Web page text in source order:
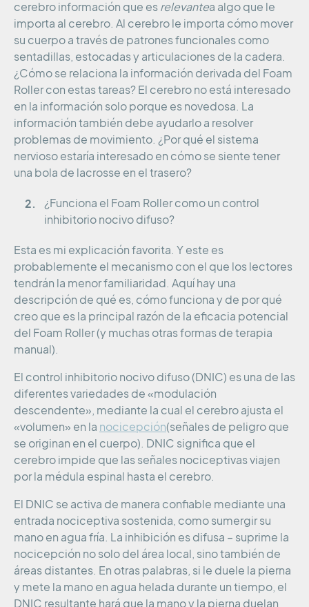
cerebro información que es relevantea algo que le
importa al cerebro. Al cerebro le importa cómo mover
su cuerpo a través de patrones funcionales como
sentadillas, estocadas y articulaciones de la cadera.
¿Cómo se relaciona la información derivada del Foam
Roller con estas tareas? El cerebro no está interesado
en la información solo porque es novedosa. La
información también debe ayudarlo a resolver
problemas de movimiento. ¿Por qué el sistema
nervioso estaría interesado en cómo se siente tener
una bola de lacrosse en el trasero?
¿Funciona el Foam Roller como un control
inhibitorio nocivo difuso?
Esta es mi explicación favorita. Y este es
probablemente el mecanismo con el que los lectores
tendrán la menor familiaridad. Aquí hay una
descripción de qué es, cómo funciona y de por qué
creo que es la principal razón de la eficacia potencial
del Foam Roller (y muchas otras formas de terapia
manual).
El control inhibitorio nocivo difuso (DNIC) es una de las
diferentes variedades de «modulación
descendente», mediante la cual el cerebro ajusta el
«volumen» en la nocicepción(señales de peligro que
se originan en el cuerpo). DNIC significa que el
cerebro impide que las señales nociceptivas viajen
por la médula espinal hasta el cerebro.
El DNIC se activa de manera confiable mediante una
entrada nociceptiva sostenida, como sumergir su
mano en agua fría. La inhibición es difusa – suprime la
nocicepción no solo del área local, sino también de
áreas distantes. En otras palabras, si le duele la pierna
y mete la mano en agua helada durante un tiempo, el
DNIC resultante hará que la mano y la pierna duelan